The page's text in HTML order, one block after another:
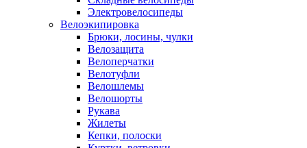
Электровелосипеды
Велоэкипировка
Брюки, лосины, чулки
Велозащита
Велоперчатки
Велотуфли
Велошлемы
Велошорты
Рукава
Жилеты
Кепки, полоски